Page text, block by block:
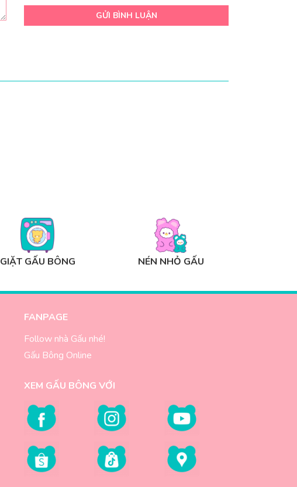
GỬI BÌNH LUẬN
GIẶT GẤU BÔNG NÉN NHỎ GẤU
FANPAGE
Follow nhà Gấu nhé!
Gấu Bông Online
XEM GẤU BÔNG VỚI